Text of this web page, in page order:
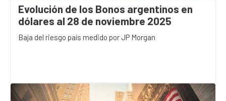
Evolución de los Bonos argentinos en
dólares al 28 de noviembre 2025
Baja del riesgo país medido por JP Morgan